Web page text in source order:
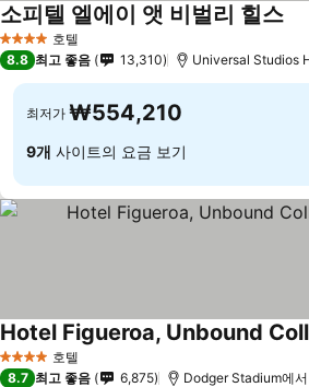
4 성급 호텔
소피텔 엘에이 앳 비벌리 힐스
8.8 최고 좋음 13,310 Universal Studios
최저가 ₩554,210
9개 사이트의 요금 보기
4 성급 호텔
Hotel Figueroa, Unbound
8.7 최고 좋음 6,875 Dodger Stadium에